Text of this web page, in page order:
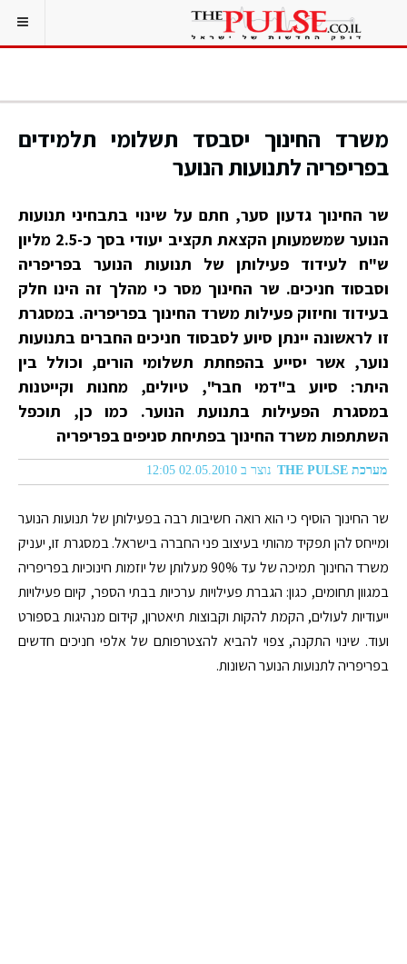
משרד החינוך יסבסד תשלומי תלמידים
בפריפריה לתנועות הנוער
שר החינוךגדעון סער, חתם על שינוי בתבחיני תנועות
הנוער שמשמעותן הקצאת תקציב יעודי בסך כ-2.5 מליון
ש"ח לעידוד פעילותן של תנועות הנוער בפריפריה
וסבסוד חניכים. שר החינוך מסר כי מהלך זה הינו חלק
בעידוד וחיזוק פעילות משרד החינוך בפריפריה. במסגרת
זו לראשונה יינתן סיוע לסבסוד חניכים החברים בתנועות
נוער, אשר יסייע בהפחתת תשלומי הורים, וכולל בין
היתר: סיוע ב"דמי חבר", טיולים, מחנות וקייטנות
במסגרת הפעילות בתנועת הנוער. כמו כן, תוכפל
השתתפות משרד החינוך בפתיחת סניפים בפריפריה
מערכת THE PULSE נוצר ב 02.05.2010 12:05
שר החינוך הוסיף כי הוא רואה חשיבות רבה בפעילותן של תנועות הנוער
ומייחס להן תפקיד מהותי בעיצוב פני החברה בישראל. במסגרת זו, יעניק
משרד החינוך תמיכה של עד 90% מעלותן של יוזמות חינוכיות בפריפריה
במגוון תחומים, כגון: הגברת פעילויות ערכיות בבתי הספר, קיום פעילויות
ייעודיות לעולים, הקמת להקות וקבוצות תיאטרון, קידום מנהיגות בספורט
ועוד. שינוי התקנה, צפוי להביא להצטרפותם של אלפי חניכים חדשים
בפריפריה לתנועות הנוער השונות.